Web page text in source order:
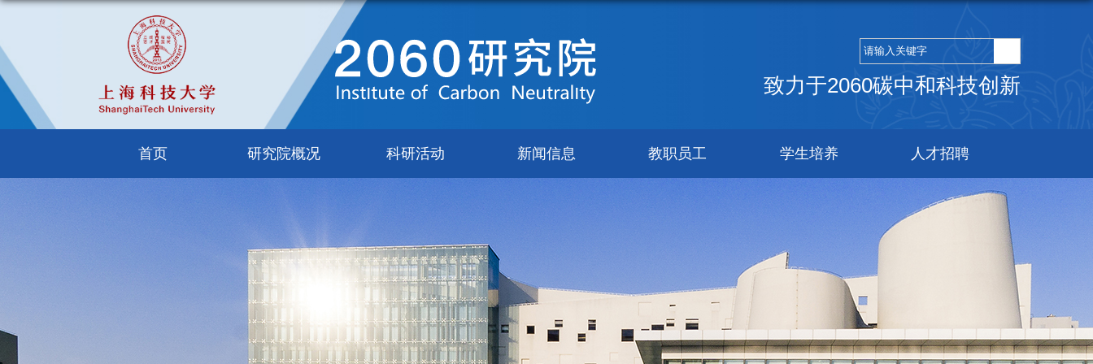
致力于2060碳中和科技创新
首页 研究院概况 科研活动 新闻信息 教职员工 学生培养 人才招聘